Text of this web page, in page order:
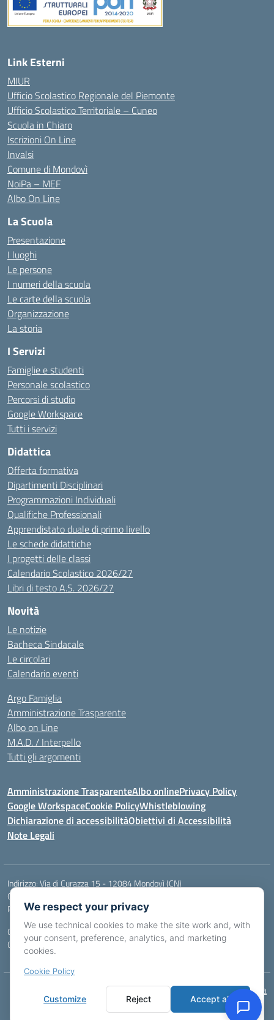
Link Esterni
MIUR
Ufficio Scolastico Regionale del Piemonte
Ufficio Scolastico Territoriale – Cuneo
Scuola in Chiaro
Iscrizioni On Line
Invalsi
Comune di Mondovì
NoiPa – MEF
Albo On Line
La Scuola
Presentazione
I luoghi
Le persone
I numeri della scuola
Le carte della scuola
Organizzazione
La storia
I Servizi
Famiglie e studenti
Personale scolastico
Percorsi di studio
Google Workspace
Tutti i servizi
Didattica
Offerta formativa
Dipartimenti Disciplinari
Programmazioni Individuali
Qualifiche Professionali
Apprendistato duale di primo livello
Le schede didattiche
I progetti delle classi
Calendario Scolastico 2026/27
Libri di testo A.S. 2026/27
Novità
Le notizie
Bacheca Sindacale
Le circolari
Calendario eventi
Argo Famiglia
Amministrazione Trasparente
Albo on Line
M.A.D. / Interpello
Tutti gli argomenti
Amministrazione TrasparenteAlbo onlinePrivacy Policy
Google WorkspaceCookie PolicyWhistleblowing
Dichiarazione di accessibilitàObiettivi di Accessibilità
Note Legali
Indirizzo:Via di Curazza 15 - 12084 Mondovì (CN)
Centralino:
Posta elettronica certificata (PEC):cnis02900p@pec.istruzione.it
Codice fiscale: 84004970046
Codice meccanografico:CNIS02900P
Idea e progetto di Designers Italia
We respect your privacy
We use technical cookies to make the site work and, with
your consent, preference, analytics, and marketing
cookies.
Cookie Policy
Customize Reject Accept all